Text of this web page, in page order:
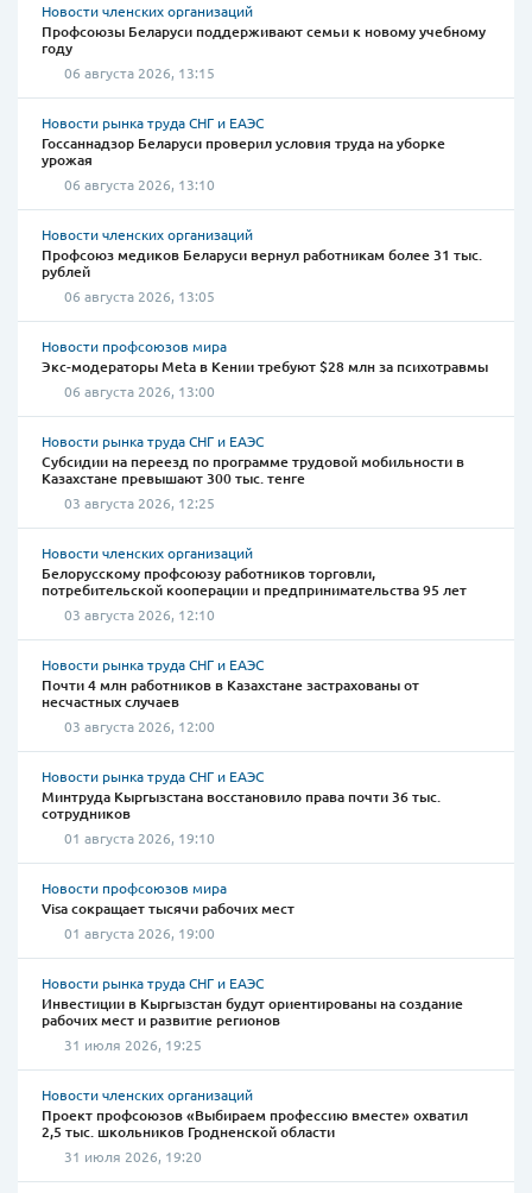
Новости членских организаций
Профсоюзы Беларуси поддерживают семьи к новому учебному
году
06 августа 2026, 13:15
Новости рынка труда СНГ и ЕАЭС
Госсаннадзор Беларуси проверил условия труда на уборке
урожая
06 августа 2026, 13:10
Новости членских организаций
Профсоюз медиков Беларуси вернул работникам более 31 тыс.
рублей
06 августа 2026, 13:05
Новости профсоюзов мира
Экс-модераторы Meta в Кении требуют $28 млн за психотравмы
06 августа 2026, 13:00
Новости рынка труда СНГ и ЕАЭС
Субсидии на переезд по программе трудовой мобильности в
Казахстане превышают 300 тыс. тенге
03 августа 2026, 12:25
Новости членских организаций
Белорусскому профсоюзу работников торговли,
потребительской кооперации и предпринимательства 95 лет
03 августа 2026, 12:10
Новости рынка труда СНГ и ЕАЭС
Почти 4 млн работников в Казахстане застрахованы от
несчастных случаев
03 августа 2026, 12:00
Новости рынка труда СНГ и ЕАЭС
Минтруда Кыргызстана восстановило права почти 36 тыс.
сотрудников
01 августа 2026, 19:10
Новости профсоюзов мира
Visa сокращает тысячи рабочих мест
01 августа 2026, 19:00
Новости рынка труда СНГ и ЕАЭС
Инвестиции в Кыргызстан будут ориентированы на создание
рабочих мест и развитие регионов
31 июля 2026, 19:25
Новости членских организаций
Проект профсоюзов «Выбираем профессию вместе» охватил
2,5 тыс. школьников Гродненской области
31 июля 2026, 19:20